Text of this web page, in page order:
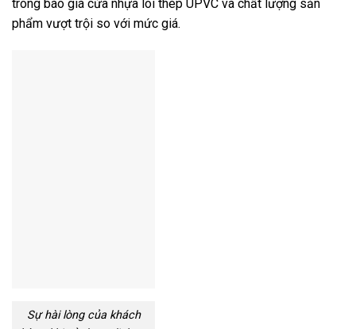
trong báo giá cửa nhựa lõi thép UPVC và chất lượng sản
phẩm vượt trội so với mức giá.
Sự hài lòng của khách